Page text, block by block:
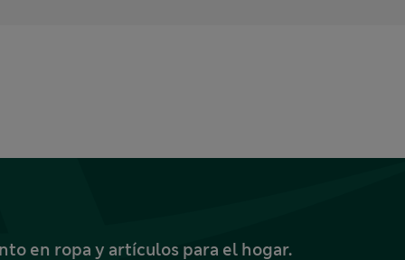
en ropa y artículos para el hogar.